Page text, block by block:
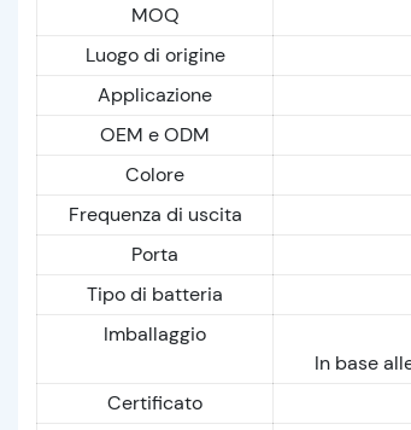
MOQ
Luogo di origine
Applicazione
OEM e ODM
Colore
Frequenza di uscita
Porta
Tipo di batteria
Imballaggio
In base
Certificato